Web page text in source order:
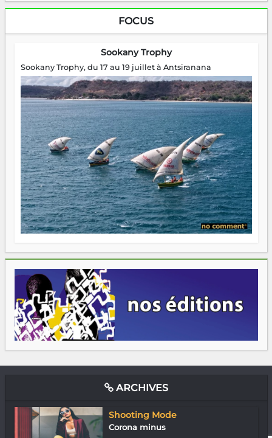
FOCUS
Sookany Trophy
Sookany Trophy, du 17 au 19 juillet à Antsiranana
ARCHIVES
Shooting Mode
Corona minus